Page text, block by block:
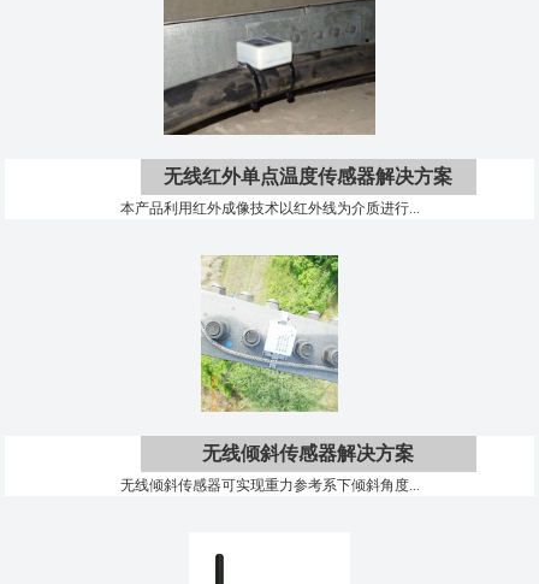
无线红外单点温度传感器解决方案
本产品利用红外成像技术以红外线为介质进行...
无线倾斜传感器解决方案
无线倾斜传感器可实现重力参考系下倾斜角度...